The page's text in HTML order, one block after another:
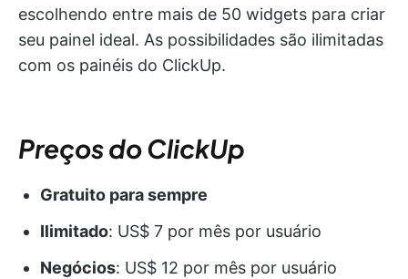
escolhendo entre mais de 50 widgets para criar
seu painel ideal. As possibilidades são ilimitadas
com os painéis do ClickUp.
Preços do ClickUp
Gratuito para sempre
Ilimitado: US$ 7 por mês por usuário
Negócios: US$ 12 por mês por usuário